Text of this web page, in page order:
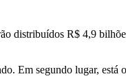
distribuídos R$ 4,9
Em segundo lugar,